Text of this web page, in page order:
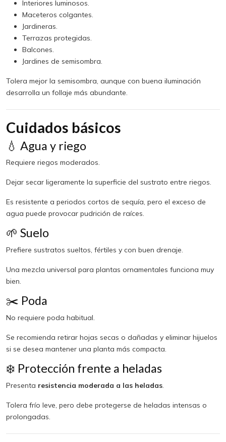
Interiores luminosos.
Maceteros colgantes.
Jardineras.
Terrazas protegidas.
Balcones.
Jardines de semisombra.
Tolera mejor la semisombra, aunque con buena iluminación
desarrolla un follaje más abundante.
Cuidados básicos
💧 Agua y riego
Requiere riegos moderados.
Dejar secar ligeramente la superficie del sustrato entre riegos.
Es resistente a periodos cortos de sequía, pero el exceso de
agua puede provocar pudrición de raíces.
🌱 Suelo
Prefiere sustratos sueltos, fértiles y con buen drenaje.
Una mezcla universal para plantas ornamentales funciona muy
bien.
✂️ Poda
No requiere poda habitual.
Se recomienda retirar hojas secas o dañadas y eliminar hijuelos
si se desea mantener una planta más compacta.
❄️ Protección frente a heladas
Presenta resistencia moderada a las heladas.
Tolera frío leve, pero debe protegerse de heladas intensas o
prolongadas.